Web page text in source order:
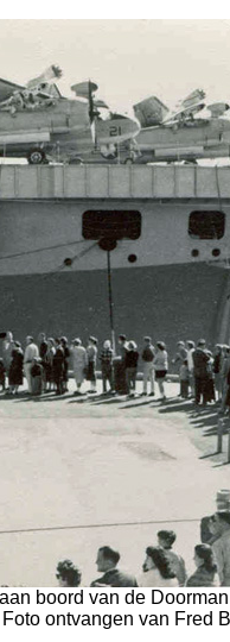
boord van de
Foto ontvangen van Fred